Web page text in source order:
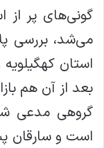
گونی‌های پر
می‌شد، بررسی
استان
بعد از آن هم
گروهی مدعی
است و سارقان